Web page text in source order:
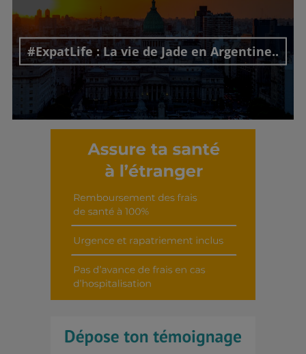
Découvrir cet interview
#ExpatLife : La vie de Jade en Argentine..
Découvrir cet interview